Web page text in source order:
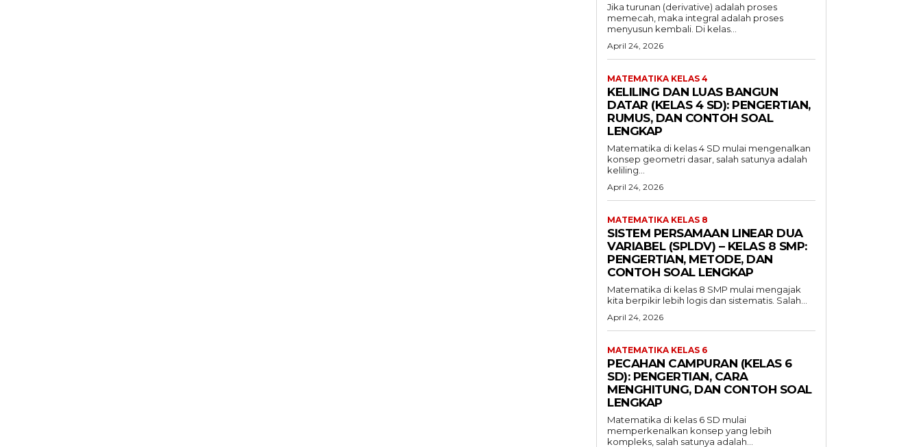
Jika turunan (derivative) adalah proses
memecah, maka integral adalah proses
menyusun kembali. Di kelas...
April 24, 2026
MATEMATIKA KELAS 4
KELILING DAN LUAS BANGUN
DATAR (KELAS 4 SD): PENGERTIAN,
RUMUS, DAN CONTOH SOAL
LENGKAP
Matematika di kelas 4 SD mulai mengenalkan
konsep geometri dasar, salah satunya adalah
keliling...
April 24, 2026
MATEMATIKA KELAS 8
SISTEM PERSAMAAN LINEAR DUA
VARIABEL (SPLDV) – KELAS 8 SMP:
PENGERTIAN, METODE, DAN
CONTOH SOAL LENGKAP
Matematika di kelas 8 SMP mulai mengajak
kita berpikir lebih logis dan sistematis. Salah...
April 24, 2026
MATEMATIKA KELAS 6
PECAHAN CAMPURAN (KELAS 6
SD): PENGERTIAN, CARA
MENGHITUNG, DAN CONTOH SOAL
LENGKAP
Matematika di kelas 6 SD mulai
memperkenalkan konsep yang lebih
kompleks, salah satunya adalah...